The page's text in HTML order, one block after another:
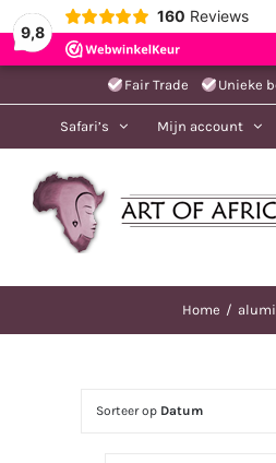
9,8
160 Reviews
naar
Fair Trade Unieke
Safari’s Mijn account
Home
Sorteer op Datum